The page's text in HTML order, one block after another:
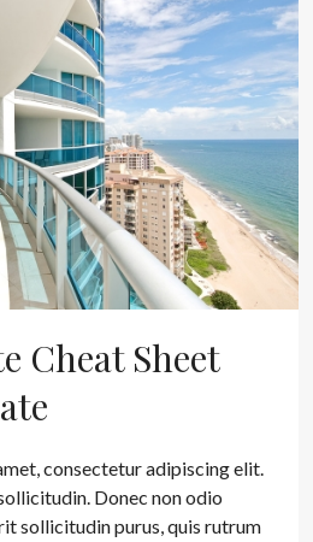
Cheat Sheet
consectetur adipiscing elit.
Donec non odio
sollicitudin purus, quis rutrum